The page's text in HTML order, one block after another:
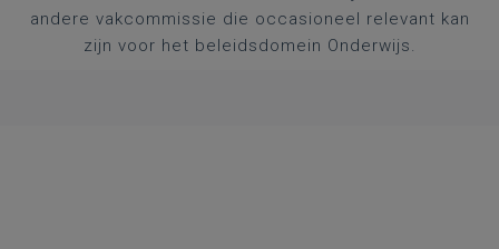
andere vakcommissie die occasioneel relevant kan
zijn voor het beleidsdomein Onderwijs.